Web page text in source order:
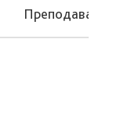
Преподаваемые